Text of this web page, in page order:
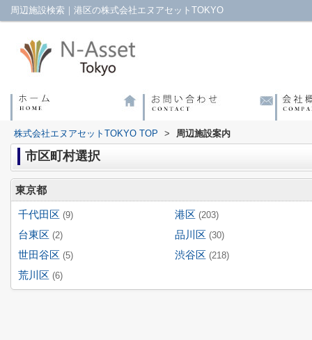
周辺施設検索｜港区の株式会社エヌアセットTOKYO
株式会社エヌアセットTOKYO TOP > 周辺施設案内
市区町村選択
東京都
千代田区 (9) 港区 (203)
台東区 (2) 品川区 (30)
世田谷区 (5) 渋谷区 (218)
荒川区 (6)